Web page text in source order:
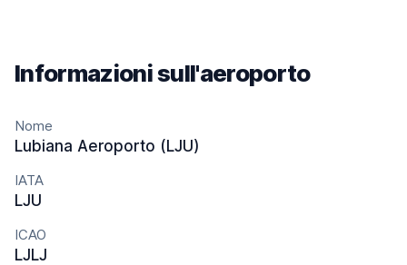
Informazioni sull'aeroporto
Nome
Lubiana Aeroporto (LJU)
IATA
LJU
ICAO
LJLJ